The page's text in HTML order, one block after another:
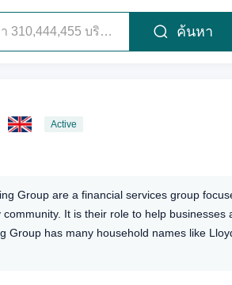
ค้นหา
Active
Group are a financial services group
It is their role to help
has many household names like